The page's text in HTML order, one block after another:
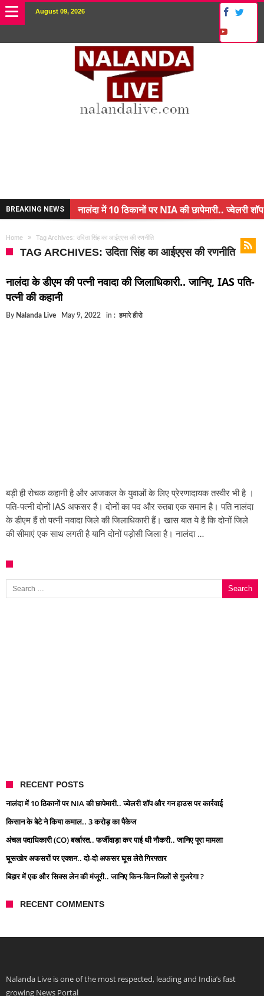
August 09, 2026
BREAKING NEWS
नालंदा में 10 ठिकानों पर NIA की छापेमारी.. ज्वेलरी शॉप
अंचल पदाधिकारी (CO) बर्खास्त.. फर्जीवाड़ा कर पाई थी
बिहार में एक और सिक्स लेन की मंजूरी.. जानिए किन-किन
क्रिकेटर ईशान किशन की शादी फिक्स, गर्लफ्रेंड से होगी
Home Tag Archives: उदिता सिंह का आईएएस की रणनीति
TAG ARCHIVES: उदिता सिंह का आईएएस की रणनीति
नालंदा के डीएम की पत्नी नवादा की जिलाधिकारी.. जानिए, IAS पति-
पत्नी की कहानी
By Nalanda Live May 9, 2022 in : हमारे हीरो
बड़ी ही रोचक कहानी है और आजकल के युवाओं के लिए प्रेरणादायक तस्वीर भी है ।
पति-पत्नी दोनों IAS अफसर हैं। दोनों का पद और रुतबा एक समान है। पति नालंदा
के डीएम हैं तो पत्नी नवादा जिले की जिलाधिकारी हैं। खास बात ये है कि दोनों जिले
की सीमाएं एक साथ लगती है यानि दोनों पड़ोसी जिला है। नालंदा …
Search for:
RECENT POSTS
नालंदा में 10 ठिकानों पर NIA की छापेमारी.. ज्वेलरी शॉप और गन हाउस पर कार्रवाई
किसान के बेटे ने किया कमाल.. 3 करोड़ का पैकेज
अंचल पदाधिकारी (CO) बर्खास्त.. फर्जीवाड़ा कर पाई थी नौकरी.. जानिए पूरा मामला
घूसखोर अफसरों पर एक्शन.. दो-दो अफसर घूस लेते गिरफ्तार
बिहार में एक और सिक्स लेन की मंजूरी.. जानिए किन-किन जिलों से गुजरेगा ?
RECENT COMMENTS
Nalanda Live is one of the most respected, leading and India’s fast
growing News Portal